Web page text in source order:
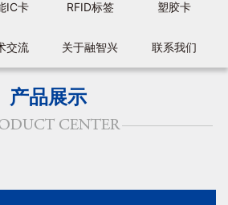
IC卡 RFID标签 塑胶卡
交流 关于融智兴 联系我们
产品展示